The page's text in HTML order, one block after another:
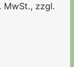
MwSt., zzgl.